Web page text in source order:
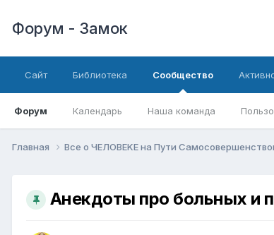
Форум - Замок
Сайт Библиотека Сообщество
Форум Календарь Наша команда
Главная Все о ЧЕЛОВЕKЕ на Пути
Анекдоты про больных и